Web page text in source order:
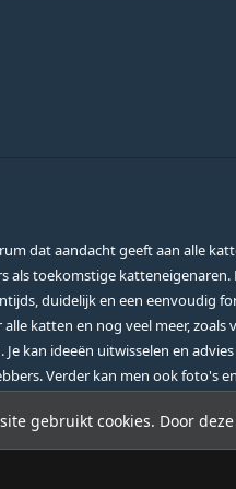
dat aandacht geeft aan alle
als toekomstige katteneigenaren.
duidelijk en een eenvoudig
katten en nog veel meer, zoals
Je kan ideeën uitwisselen en
Verder kan men ook foto's
gebruikt cookies. Door